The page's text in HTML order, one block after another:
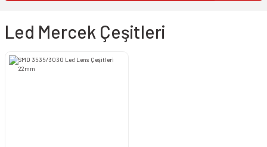
Led Mercek Çeşitleri